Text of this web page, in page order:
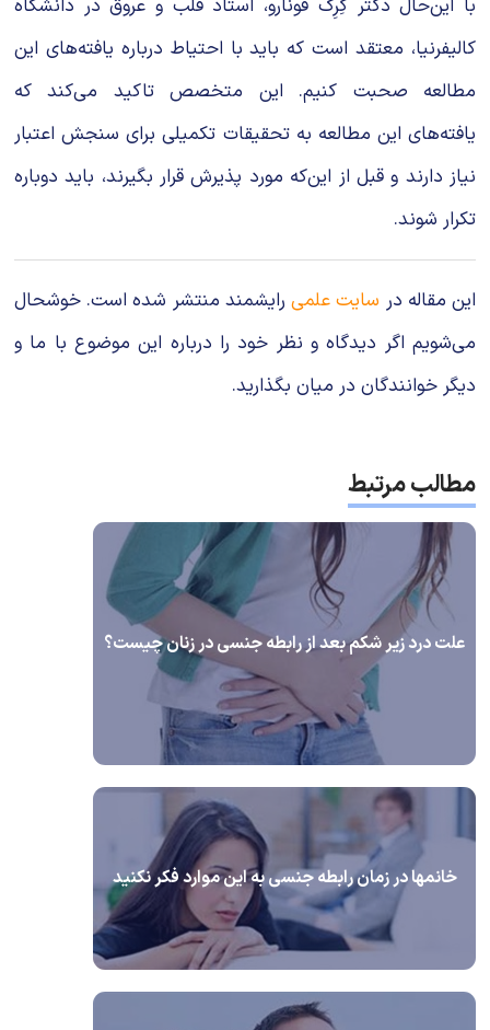
با این‌حال دکتر گِرِگ فونارو، استاد قلب و عروق در دانشگاه
کالیفرنیا، معتقد است که باید با احتیاط درباره یافته‌های این
مطالعه صحبت کنیم. این متخصص تاکید می‌کند که
یافته‌های این مطالعه به تحقیقات تکمیلی برای سنجش اعتبار
نیاز دارند و قبل از این‌که مورد پذیرش قرار بگیرند، باید دوباره
تکرار شوند.
این مقاله در سایت علمیرایشمند منتشر شده است. خوشحال
می‌شویم اگر دیدگاه و نظر خود را درباره این موضوع با ما و
دیگر خوانندگان در میان بگذارید.
مطالب مرتبط
علت درد زیر شکم بعد از رابطه جنسی در زنان چیست؟
خانمها در زمان رابطه جنسی به این موارد فکر نکنید